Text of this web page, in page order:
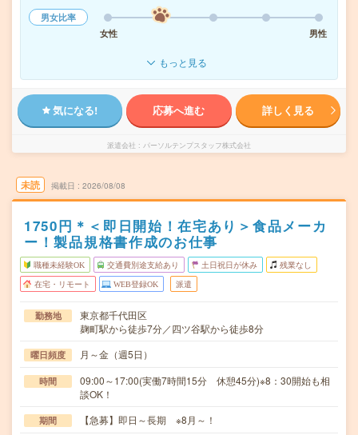
男女比率
女性
男性
もっと見る
気になる! 応募へ進む 詳しく見る
派遣会社 パーソルテンプスタッフ株式会社
未読 掲載日 2026/08/08
1750円＊＜即日開始！在宅あり＞食品メーカ
ー！製品規格書作成のお仕事
職種未経験OK 交通費別途支給あり 土日祝日が休み 残業なし
在宅・リモート WEB登録OK 派遣
勤務地
東京都千代田区
麹町駅から徒歩7分／四ツ谷駅から徒歩8分
曜日頻度 月～金（週5日）
時間
09:00～17:00(実働7時間15分 休憩45分)※8：30開始も相
談OK！
期間 【急募】即日～長期 ※8月～！